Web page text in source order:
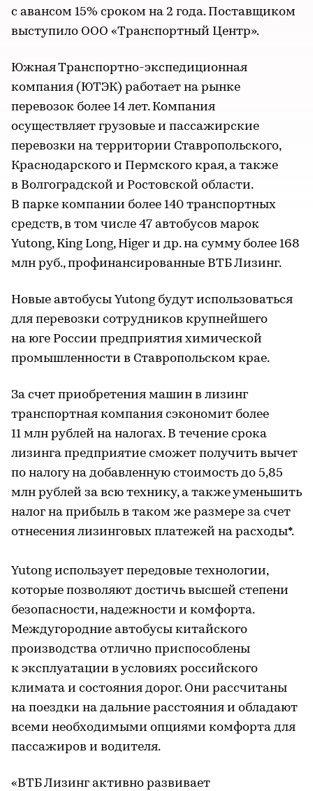
с авансом 15% сроком на 2 года. Поставщиком
выступило ООО «Транспортный Центр».
Южная Транспортно-экспедиционная
компания (ЮТЭК) работает на рынке
перевозок более 14 лет. Компания
осуществляет грузовые и пассажирские
перевозки на территории Ставропольского,
Краснодарского и Пермского края, а также
в Волгоградской и Ростовской области.
В парке компании более 140 транспортных
средств, в том числе 47 автобусов марок
Yutong, King Long, Higer и др. на сумму более 168
млн руб., профинансированные ВТБ Лизинг.
Новые автобусы Yutong будут использоваться
для перевозки сотрудников крупнейшего
на юге России предприятия химической
промышленности в Ставропольском крае.
За счет приобретения машин в лизинг
транспортная компания сэкономит более
11 млн рублей на налогах. В течение срока
лизинга предприятие сможет получить вычет
по налогу на добавленную стоимость до 5,85
млн рублей за всю технику, а также уменьшить
налог на прибыль в таком же размере за счет
отнесения лизинговых платежей на расходы*.
Yutong использует передовые технологии,
которые позволяют достичь высшей степени
безопасности, надежности и комфорта.
Междугородние автобусы китайского
производства отлично приспособлены
к эксплуатации в условиях российского
климата и состояния дорог. Они рассчитаны
на поездки на дальние расстояния и обладают
всеми необходимыми опциями комфорта для
пассажиров и водителя.
«ВТБ Лизинг активно развивает